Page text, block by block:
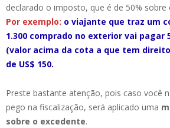
declarado o imposto, que é de 50% sobre
Por exemplo: o viajante que traz um
1.300 comprado no exterior vai pagar
(valor acima da cota a que tem
de US$ 150.
Preste bastante atenção, pois caso você
pego na fiscalização, será aplicado uma
sobre o excedente.